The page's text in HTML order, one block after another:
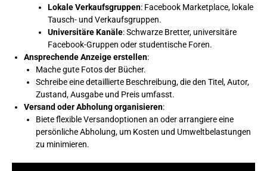
Lokale Verkaufsgruppen: Facebook Marketplace, lokale
Tausch- und Verkaufsgruppen.
Universitäre Kanäle: Schwarze Bretter, universitäre
Facebook-Gruppen oder studentische Foren.
Ansprechende Anzeige erstellen:
Mache gute Fotos der Bücher.
Schreibe eine detaillierte Beschreibung, die den Titel, Autor,
Zustand, Ausgabe und Preis umfasst.
Versand oder Abholung organisieren:
Biete flexible Versandoptionen an oder arrangiere eine
persönliche Abholung, um Kosten und Umweltbelastungen
zu minimieren.